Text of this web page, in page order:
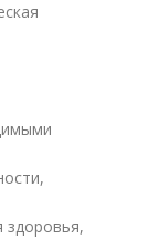
здоровья,